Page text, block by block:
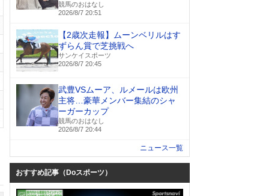
競馬のおはなし
2026/8/7 20:51
【2歳次走報】ムーンベリルはす
ずらん賞で芝挑戦へ
サンケイスポーツ
2026/8/7 20:45
武豊VSムーア、ルメールは欧州
主将…豪華メンバー集結のシャ
ーガーカップ
競馬のおはなし
2026/8/7 20:44
ニュース一覧
おすすめ記事（Doスポーツ）